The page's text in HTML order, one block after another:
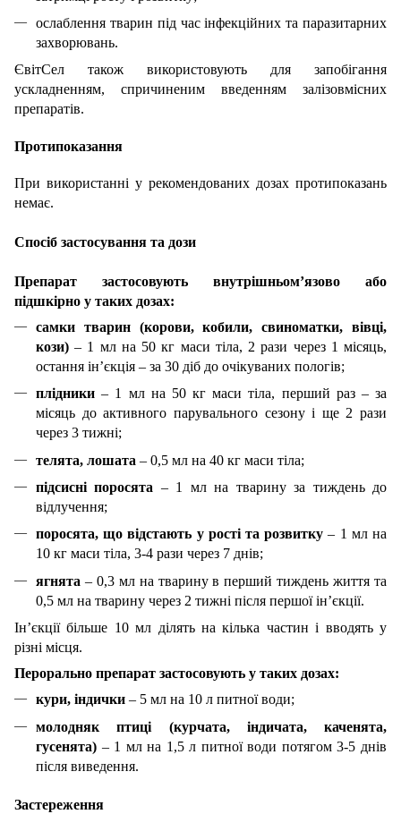
ослаблення тварин під час інфекційних та паразитарних
захворювань.
ЄвітСел також використовують для запобігання
ускладненням, спричиненим введенням залізовмісних
препаратів.
Протипоказання
При використанні у рекомендованих дозах протипоказань
немає.
Спосіб застосування та дози
Препарат застосовують внутрішньом’язово або
підшкірно у таких дозах:
самки тварин (корови, кобили, свиноматки, вівці,
кози) – 1 мл на 50 кг маси тіла, 2 рази через 1 місяць,
остання ін’єкція – за 30 діб до очікуваних пологів;
плідники – 1 мл на 50 кг маси тіла, перший раз – за
місяць до активного парувального сезону і ще 2 рази
через 3 тижні;
телята, лошата – 0,5 мл на 40 кг маси тіла;
підсисні поросята – 1 мл на тварину за тиждень до
відлучення;
поросята, що відстають у рості та розвитку – 1 мл на
10 кг маси тіла, 3-4 рази через 7 днів;
ягнята – 0,3 мл на тварину в перший тиждень життя та
0,5 мл на тварину через 2 тижні після першої ін’єкції.
Ін’єкції більше 10 мл ділять на кілька частин і вводять у
різні місця.
Перорально препарат застосовують у таких дозах:
кури, індички – 5 мл на 10 л питної води;
молодняк птиці (курчата, індичата, каченята,
гусенята) – 1 мл на 1,5 л питної води потягом 3-5 днів
після виведення.
Застереження